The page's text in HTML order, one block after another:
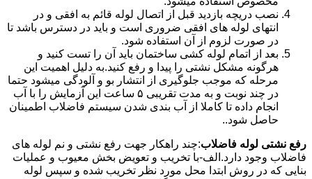
نصب دریچه بازدید قبل از اتصال لوله قائم به افقی و در
انتهای لوله های افقی ضروری است و باید در دسترس باشد تا
در صورت لزوم از آن استفاده شود.
بعد از اتمام لوله کشی ساختمان باید آن را تست کنید و
هرگونه مشکل نشتی را پیدا و رفع کنید.به دلیل اهمیت این
مرحله که موجب جلوگیری از انتشار بو و آلودگی میشود حتما
در چند نوبت و به مدت تقریبی ۵ ساعت این آزمایش را با آب
انجام داده تا کاملا از آب بندی شدن سیستم فاضلاب اطمینان
حاصل شود..
رفع نشتی لوله فاضلاب:چند راهکار جهت رفع نشتی و نم لوله های
فاضلاب وجود دارد.الف-با تخریب و تعویض بخش معیوب و عملیات
بنایی که در روش ابتدا محل مورد نظر تخریب شده و سپس لوله